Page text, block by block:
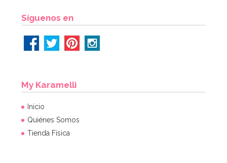
Síguenos en
My Karamelli
Inicio
Quiénes Somos
Tienda Física